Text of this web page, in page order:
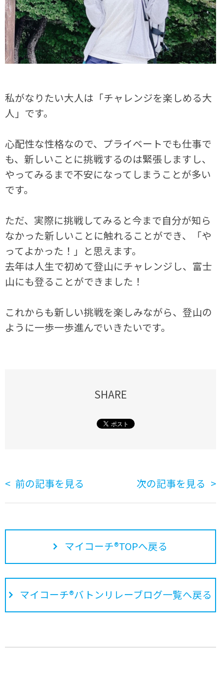
私がなりたい大人は「チャレンジを楽しめる大
人」です。
心配性な性格なので、プライベートでも仕事で
も、新しいことに挑戦するのは緊張しますし、
やってみるまで不安になってしまうことが多い
です。
ただ、実際に挑戦してみると今まで自分が知ら
なかった新しいことに触れることができ、「や
ってよかった！」と思えます。
去年は人生で初めて登山にチャレンジし、富士
山にも登ることができました！
これからも新しい挑戦を楽しみながら、登山の
ように一歩一歩進んでいきたいです。
SHARE
前の記事を見る 次の記事を見る
マイコーチ®TOPへ戻る
マイコーチ®バトンリレーブログ一覧へ戻る